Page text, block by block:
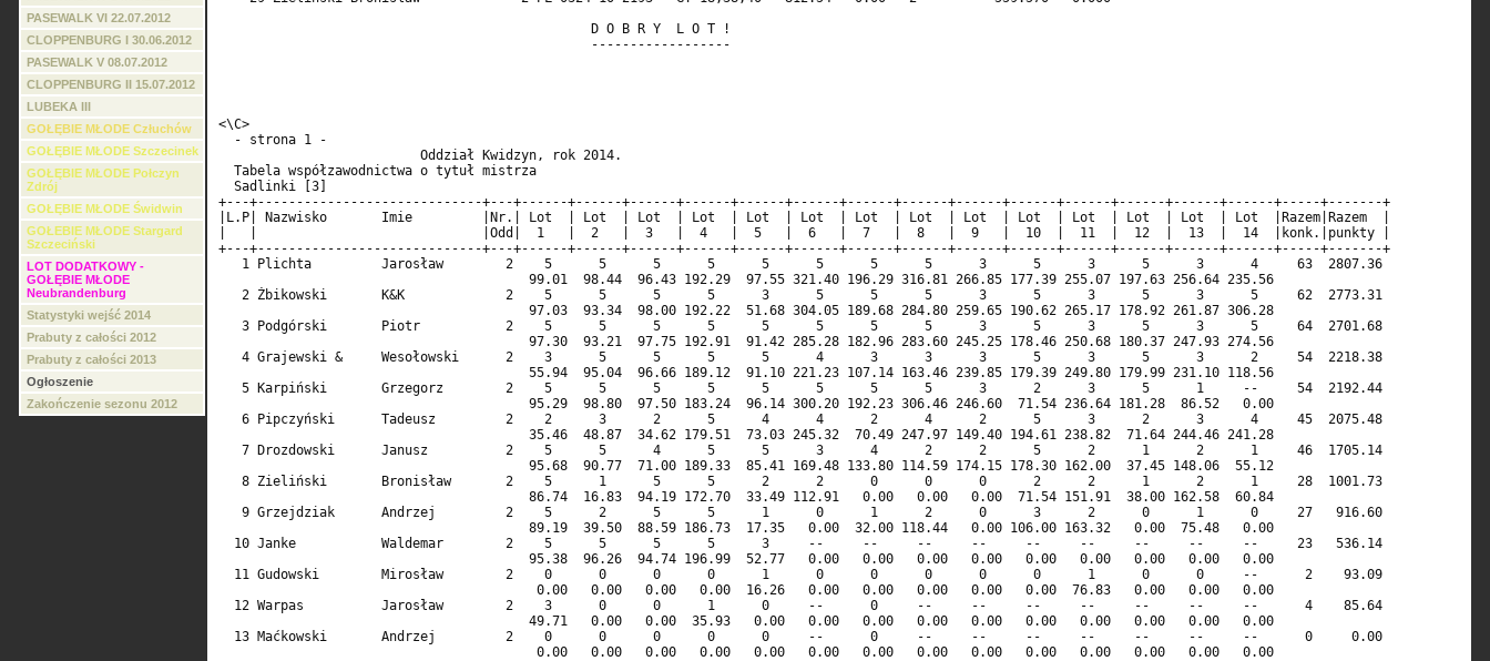
PASEWALK VI 22.07.2012
CLOPPENBURG I 30.06.2012
PASEWALK V 08.07.2012
CLOPPENBURG II 15.07.2012
LUBEKA III
GOŁĘBIE MŁODE Człuchów
GOŁĘBIE MŁODE Szczecinek
GOŁĘBIE MŁODE Połczyn
Zdrój
GOŁĘBIE MŁODE Świdwin
GOŁEBIE MŁODE Stargard
Szczeciński
LOT DODATKOWY -
GOŁĘBIE MŁODE
Neubrandenburg
Statystyki wejść 2014
Prabuty z całości 2012
Prabuty z całości 2013
Ogłoszenie
Zakończenie sezonu 2012
                                                D O B R Y  L O T !
                                                ------------------
<\C>
  - strona 1 -
                          Oddział Kwidzyn, rok 2014.
  Tabela współzawodnictwa o tytuł mistrza
  Sadlinki [3]
+---+-----------------------------+---+------+------+------+------+------+------+------+------+------+------+------+------+------+------+-----+-------+
|L.P| Nazwisko       Imie         |Nr.| Lot  | Lot  | Lot  | Lot  | Lot  | Lot  | Lot  | Lot  | Lot  | Lot  | Lot  | Lot  | Lot  | Lot  |Razem|Razem  |
|   |                             |Odd|  1   |  2   |  3   |  4   |  5   |  6   |  7   |  8   |  9   |  10  |  11  |  12  |  13  |  14  |konk.|punkty |
+---+-----------------------------+---+------+------+------+------+------+------+------+------+------+------+------+------+------+------+-----+-------+
   1 Plichta         Jarosław        2    5      5      5      5      5      5      5      5      3      5      3      5      3      4     63  2807.36
                                        99.01  98.44  96.43 192.29  97.55 321.40 196.29 316.81 266.85 177.39 255.07 197.63 256.64 235.56
   2 Żbikowski       K&K             2    5      5      5      5      3      5      5      5      3      5      3      5      3      5     62  2773.31
                                        97.03  93.34  98.00 192.22  51.68 304.05 189.68 284.80 259.65 190.62 265.17 178.92 261.87 306.28
   3 Podgórski       Piotr           2    5      5      5      5      5      5      5      5      3      5      3      5      3      5     64  2701.68
                                        97.30  93.21  97.75 192.91  91.42 285.28 182.96 283.60 245.25 178.46 250.68 180.37 247.93 274.56
   4 Grajewski &     Wesołowski      2    3      5      5      5      5      4      3      3      3      5      3      5      3      2     54  2218.38
                                        55.94  95.04  96.66 189.12  91.10 221.23 107.14 163.46 239.85 179.39 249.80 179.99 231.10 118.56
   5 Karpiński       Grzegorz        2    5      5      5      5      5      5      5      5      3      2      3      5      1     --     54  2192.44
                                        95.29  98.80  97.50 183.24  96.14 300.20 192.23 306.46 246.60  71.54 236.64 181.28  86.52   0.00
   6 Pipczyński      Tadeusz         2    2      3      2      5      4      4      2      4      2      5      3      2      3      4     45  2075.48
                                        35.46  48.87  34.62 179.51  73.03 245.32  70.49 247.97 149.40 194.61 238.82  71.64 244.46 241.28
   7 Drozdowski      Janusz          2    5      5      4      5      5      3      4      2      2      5      2      1      2      1     46  1705.14
                                        95.68  90.77  71.00 189.33  85.41 169.48 133.80 114.59 174.15 178.30 162.00  37.45 148.06  55.12
   8 Zieliński       Bronisław       2    5      1      5      5      2      2      0      0      0      2      2      1      2      1     28  1001.73
                                        86.74  16.83  94.19 172.70  33.49 112.91   0.00   0.00   0.00  71.54 151.91  38.00 162.58  60.84
   9 Grzejdziak      Andrzej         2    5      2      5      5      1      0      1      2      0      3      2      0      1      0     27   916.60
                                        89.19  39.50  88.59 186.73  17.35   0.00  32.00 118.44   0.00 106.00 163.32   0.00  75.48   0.00
  10 Janke           Waldemar        2    5      5      5      5      3     --     --     --     --     --     --     --     --     --     23   536.14
                                        95.38  96.26  94.74 196.99  52.77   0.00   0.00   0.00   0.00   0.00   0.00   0.00   0.00   0.00
  11 Gudowski        Mirosław        2    0      0      0      0      1      0      0      0      0      0      1      0      0     --      2    93.09
                                         0.00   0.00   0.00   0.00  16.26   0.00   0.00   0.00   0.00   0.00  76.83   0.00   0.00   0.00
  12 Warpas          Jarosław        2    3      0      0      1      0     --      0     --     --     --     --     --     --     --      4    85.64
                                        49.71   0.00   0.00  35.93   0.00   0.00   0.00   0.00   0.00   0.00   0.00   0.00   0.00   0.00
  13 Maćkowski       Andrzej         2    0      0      0      0      0     --      0     --     --     --     --     --     --     --      0     0.00
                                         0.00   0.00   0.00   0.00   0.00   0.00   0.00   0.00   0.00   0.00   0.00   0.00   0.00   0.00